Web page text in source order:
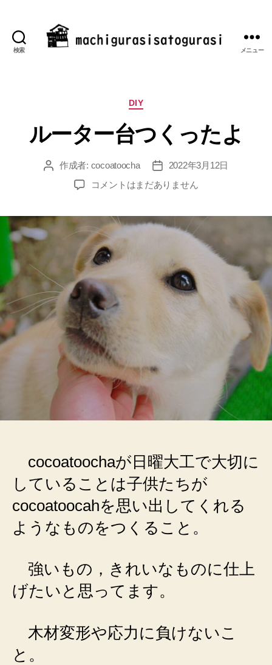
検索 メニュー
カ
ゴ
リ
DIY
ルーター台つくったよ
投 作成者: cocoatoocha
投
稿
日
2022年3月12日
ル
台
つ
く
っ
た
よ
へ
の
コメントはまだありません
cocoatoochaが日曜大工で大切に
していることは子供たちが
cocoatoocahを思い出してくれる
ようなものをつくること。
強いもの，きれいなものに仕上
げたいと思ってます。
木材変形や応力に負けないこ
と。